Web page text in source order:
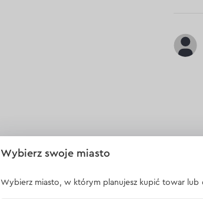
Wybierz swoje miasto
Wybierz miasto, w którym planujesz kupić towar lub